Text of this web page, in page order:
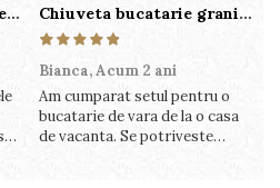
Oala de gatit multicooker 11 functii Instant Pot Pro Crisp 8 + Air Fryer 7.6 lt Chiuveta bucatarie granit cu finisaj negru perlat/cupru Steingran Art Copper cu dozator si baterie Quadron
Bianca,Acum 2 ani
Am cumparat setul pentru o
bucatarie de vara de la o casa
de vacanta. Se potriveste